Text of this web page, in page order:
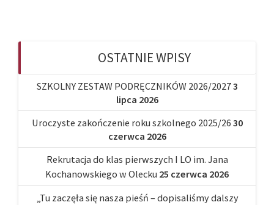
OSTATNIE WPISY
SZKOLNY ZESTAW PODRĘCZNIKÓW 2026/20273
lipca 2026
Uroczyste zakończenie roku szkolnego 2025/26 30
czerwca 2026
Rekrutacja do klas pierwszych I LO im. Jana
Kochanowskiego w Olecku 25 czerwca 2026
„Tu zaczęła się nasza pieśń – dopisaliśmy dalszy